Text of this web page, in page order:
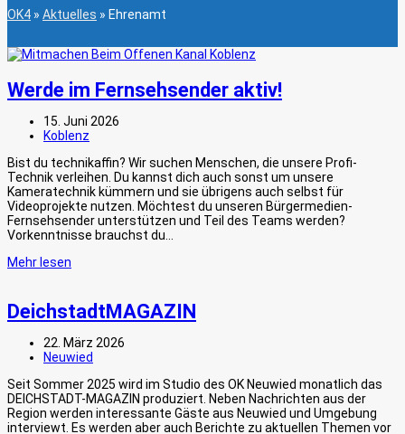
OK4 » Aktuelles » Ehrenamt
Werde im Fernsehsender aktiv!
15. Juni 2026
Koblenz
Bist du technikaffin? Wir suchen Menschen, die unsere Profi-
Technik verleihen. Du kannst dich auch sonst um unsere
Kameratechnik kümmern und sie übrigens auch selbst für
Videoprojekte nutzen. Möchtest du unseren Bürgermedien-
Fernsehsender unterstützen und Teil des Teams werden?
Vorkenntnisse brauchst du…
Mehr lesen
DeichstadtMAGAZIN
22. März 2026
Neuwied
Seit Sommer 2025 wird im Studio des OK Neuwied monatlich das
DEICHSTADT-MAGAZIN produziert. Neben Nachrichten aus der
Region werden interessante Gäste aus Neuwied und Umgebung
interviewt. Es werden aber auch Berichte zu aktuellen Themen vor